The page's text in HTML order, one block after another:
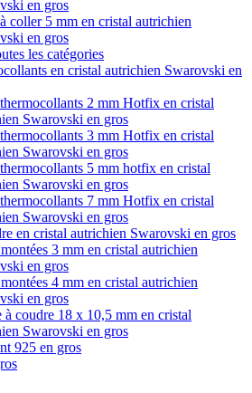
en gros
coller 5 mm en cristal autrichien
en gros
les catégories
en cristal autrichien Swarovski en
thermocollants 2 mm Hotfix en cristal
Swarovski en gros
thermocollants 3 mm Hotfix en cristal
Swarovski en gros
thermocollants 5 mm hotfix en cristal
Swarovski en gros
thermocollants 7 mm Hotfix en cristal
Swarovski en gros
en cristal autrichien Swarovski en gros
3 mm en cristal autrichien
en gros
4 mm en cristal autrichien
en gros
à coudre 18 x 10,5 mm en cristal
Swarovski en gros
925 en gros